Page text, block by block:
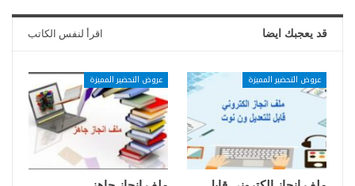
قد يعجبك ايضا اقرأ لنفس الكاتب
عروض التحضير المميزة عروض التحضير المميزة